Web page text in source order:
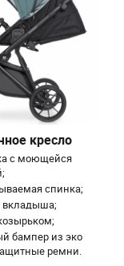
кресло
с моющейся
спинка;
вкладыша;
бампер из эко
ремни.